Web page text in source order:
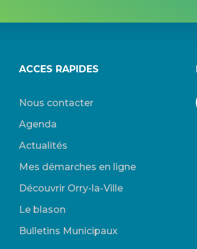
ACCES RAPIDES
Nous contacter
Agenda
Actualités
Mes démarches en ligne
Découvrir Orry-la-Ville
Le blason
Bulletins Municipaux